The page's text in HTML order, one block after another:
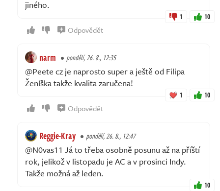
jiného.
1 10
Odpovědět
narm pondělí, 26. 8., 12:35
@Peete cz je naprosto super a ještě od Filipa
Ženíška takže kvalita zaručena!
1 10
Odpovědět
Reggie-Kray pondělí, 26. 8., 12:47
@N0vas11 Já to třeba osobně posunu až na příští
rok, jelikož v listopadu je AC a v prosinci Indy.
Takže možná až leden.
10